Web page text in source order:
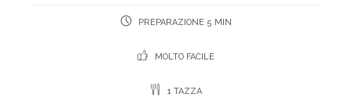
PREPARAZIONE 5 MIN
MOLTO FACILE
1 TAZZA